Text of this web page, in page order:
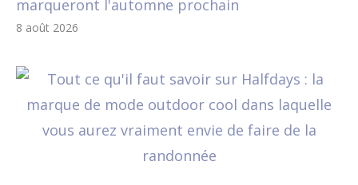
marqueront l'automne prochain
8 août 2026